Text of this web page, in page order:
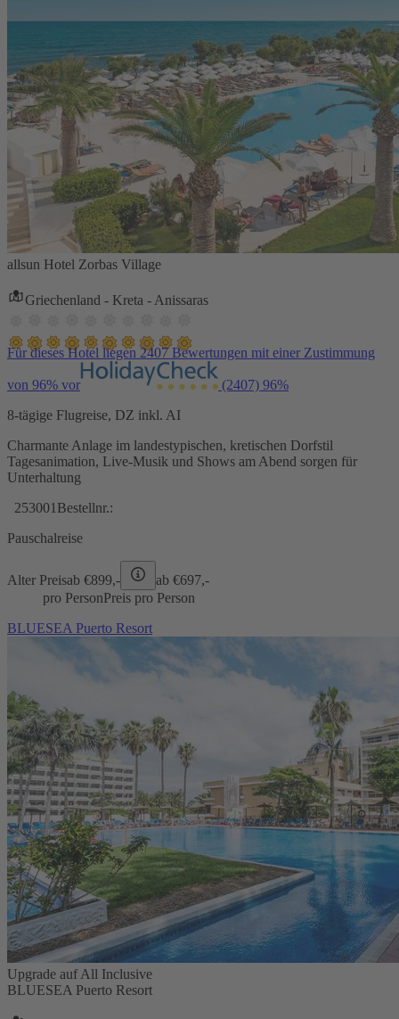
allsun Hotel Zorbas Village
Griechenland - Kreta - Anissaras
Für dieses Hotel liegen 2407 Bewertungen mit einer Zustimmung
von 96% vor (2407) 96%
8-tägige Flugreise, DZ inkl. AI
Charmante Anlage im landestypischen, kretischen Dorfstil
Tagesanimation, Live-Musik und Shows am Abend sorgen für
Unterhaltung
253001 Bestellnr.:
Pauschalreise
Alter Preisab €899,- ab €697,-
pro PersonPreis pro Person
BLUESEA Puerto Resort
Upgrade auf All Inclusive
BLUESEA Puerto Resort